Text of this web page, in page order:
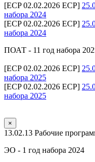
[ECP 02.02.2026 ECP]
набора 2024
[ECP 02.02.2026 ECP]
набора 2024
ПОАТ - 11 год набора
[ECP 02.02.2026 ECP]
набора 2025
[ECP 02.02.2026 ECP]
набора 2025
×
13.02.13 Рабочие
ЭО - 1 год набора 2024